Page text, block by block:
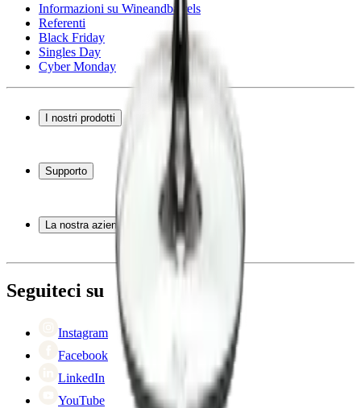
Informazioni su Wineandbarrels
Referenti
Black Friday
Singles Day
Cyber Monday
I nostri prodotti
Cantinette Vino
Scaffali per vino
Mobili per vino
Accessori per il vino
Supporto
Domande frequenti
Servizio
Pagamento
Ritorno
+44 330 8225888
La nostra azienda
Informazioni su Wineandbarrels
Referenti
Black Friday
Singles Day
Cyber Monday
Seguiteci su
Instagram
Facebook
LinkedIn
YouTube